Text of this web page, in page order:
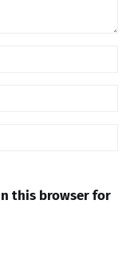
this browser for